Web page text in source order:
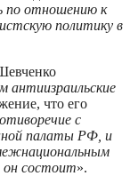
по отношению к
политику в
что его
с
палаты РФ, и
он состоит».